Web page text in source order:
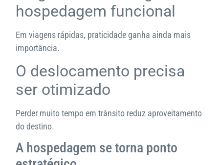
hospedagem funcional
Em viagens rápidas, praticidade ganha ainda mais
importância.
O deslocamento precisa
ser otimizado
Perder muito tempo em trânsito reduz aproveitamento
do destino.
A hospedagem se torna ponto